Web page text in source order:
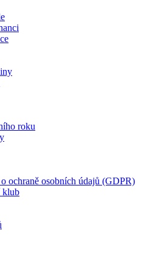
roku
ochraně osobních údajů (GDPR)
klub